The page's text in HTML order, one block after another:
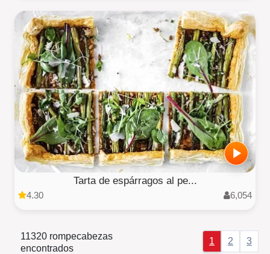
Tarta de espárragos al pe...
4.30 6,054
11320 rompecabezas
encontrados
1 2 3